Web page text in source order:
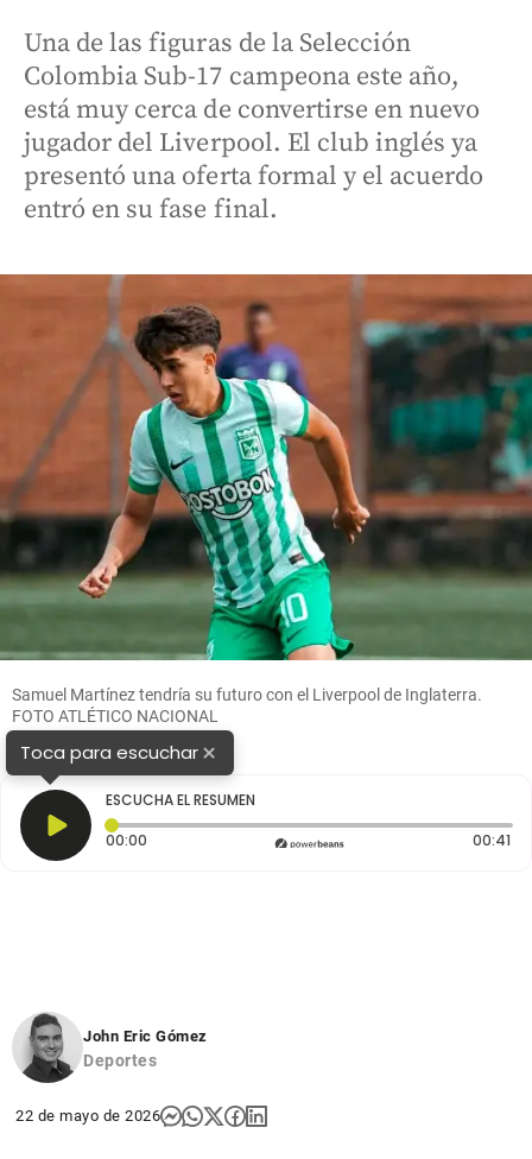
Una de las figuras de la Selección
Colombia Sub-17 campeona este año,
está muy cerca de convertirse en nuevo
jugador del Liverpool. El club inglés ya
presentó una oferta formal y el acuerdo
entró en su fase final.
Samuel Martínez tendría su futuro con el Liverpool de Inglaterra.
FOTO ATLÉTICO NACIONAL
Toca para escuchar×
ESCUCHA EL RESUMEN
00:00 Tiempo transcurrido: 0 segundos 00:41
John Eric Gómez
Deportes
22 de mayo de 2026